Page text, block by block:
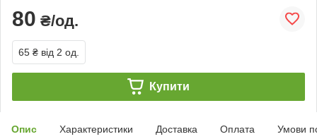
80 ₴/од.
65 ₴ від 2 од.
Купити
Опис Характеристики Доставка Оплата Умови